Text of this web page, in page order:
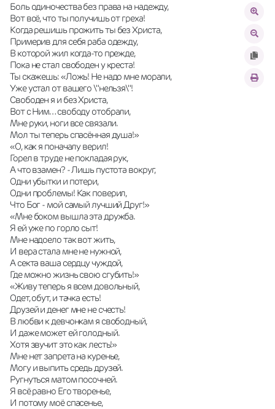
Боль одиночества без права на надежду,
Вот всё, что ты получишь от греха!
Когда решишь прожить ты без Христа,
Примерив для себя раба одежду,
В которой жил когда-то прежде,
Пока не стал свободен у креста!
Ты скажешь: «Ложь! Не надо мне морали,
Уже устал от вашего \"нельзя\"!
Свободен я и без Христа,
Вот с Ним… свободу отобрали,
Мне руки, ноги все связали.
Мол ты теперь спасённая душа!»
«О, как я поначалу верил!
Горел в труде не покладая рук,
А что взамен? - Лишь пустота вокруг,
Одни убытки и потери,
Одни проблемы! Как поверил,
Что Бог - мой самый лучший Друг!»
«Мне боком вышла эта дружба.
Я ей уже по горло сыт!
Мне надоело так вот жить,
И вера стала мне не нужной,
А секта ваша сердцу чуждой,
Где можно жизнь свою сгубить!»
«Живу теперь я всем довольный,
Одет, обут, и тачка есть!
Друзей и денег мне не счесть!
В любви к девчонкам я свободный,
И даже может ей голодный.
Хотя звучит это как лесть!»
Мне нет запрета на куренье,
Могу и выпить средь друзей.
Ругнуться матом посочней.
Я всё равно Его творенье,
И потому моё спасенье,